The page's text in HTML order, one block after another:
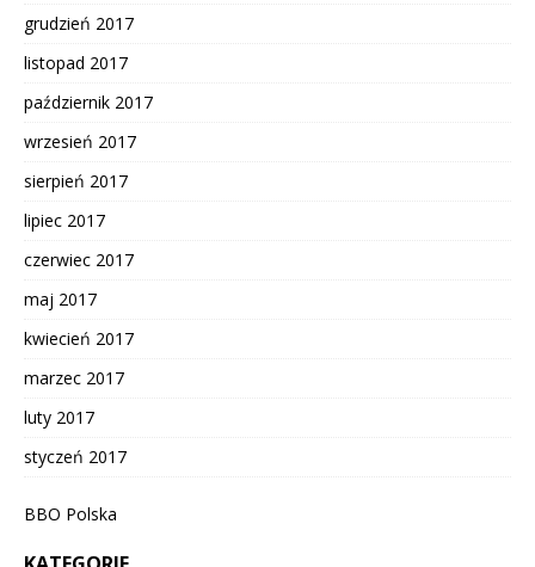
grudzień 2017
listopad 2017
październik 2017
wrzesień 2017
sierpień 2017
lipiec 2017
czerwiec 2017
maj 2017
kwiecień 2017
marzec 2017
luty 2017
styczeń 2017
BBO Polska